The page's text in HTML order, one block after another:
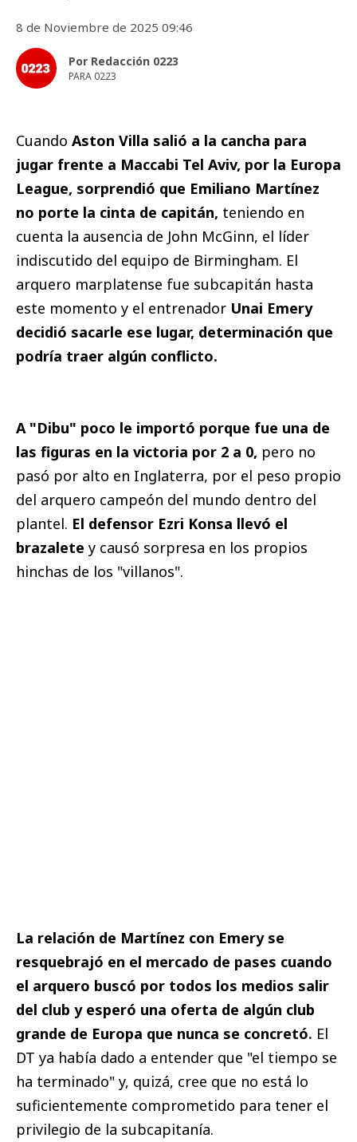
8 de Noviembre de 2025 09:46
Por Redacción 0223
PARA 0223
Cuando Aston Villa salió a la cancha para
jugar frente a Maccabi Tel Aviv, por la Europa
League, sorprendió que Emiliano Martínez
no porte la cinta de capitán, teniendo en
cuenta la ausencia de John McGinn, el líder
indiscutido del equipo de Birmingham. El
arquero marplatense fue subcapitán hasta
este momento y el entrenador Unai Emery
decidió sacarle ese lugar, determinación que
podría traer algún conflicto.
A "Dibu" poco le importó porque fue una de
las figuras en la victoria por 2 a 0, pero no
pasó por alto en Inglaterra, por el peso propio
del arquero campeón del mundo dentro del
plantel. El defensor Ezri Konsa llevó el
brazalete y causó sorpresa en los propios
hinchas de los "villanos".
La relación de Martínez con Emery se
resquebrajó en el mercado de pases cuando
el arquero buscó por todos los medios salir
del club y esperó una oferta de algún club
grande de Europa que nunca se concretó. El
DT ya había dado a entender que "el tiempo se
ha terminado" y, quizá, cree que no está lo
suficientemente comprometido para tener el
privilegio de la subcapitanía.